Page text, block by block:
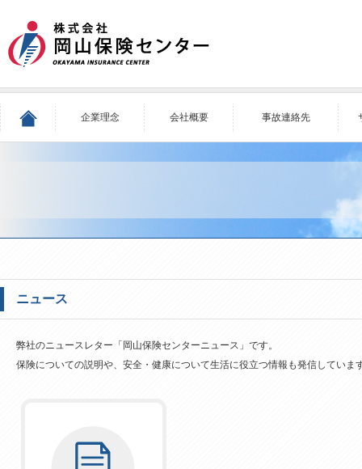
企業理念 会社概要 事故連絡先
ニュース
弊社のニュースレター「岡山保険センターニュース」です。
保険についての説明や、安全・健康について生活に役立つ情報も発信していま